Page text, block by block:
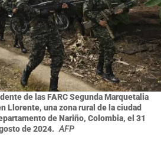
de las FARC Segunda Marquetalia
Llorente, una zona rural de la ciudad
de Nariño, Colombia, el 31
de 2024. AFP